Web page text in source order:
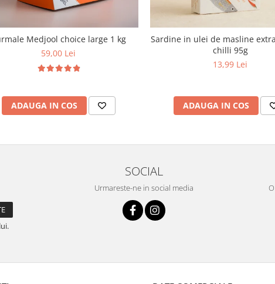
Medjool choice large 1 kg
59,00 Lei
ADAUGA IN COS
Sardine in ulei de masline
chilli 95g
13,99 Lei
ADAUGA IN COS
SOCIAL
Urmareste-ne in social media